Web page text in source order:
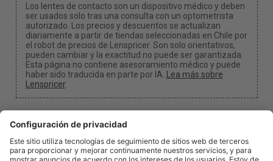
Los lentes de contacto son un dispositivo médico y deben
ser usados solo tras una consulta con un optometrista
autorizado. Los precios y descuentos se actualizan
diariamente a partir de tiendas seleccionadas en Chile por
el robot de precios de Lenspricer. Son solo orientativos,
pueden cambiar y la exactitud no puede ser garantizada.
Esta página no contiene asesoramiento médico y puede
haber sido traducida en parte por IA.
Lea más sobre
Lenspricer.
Configuración de cookies